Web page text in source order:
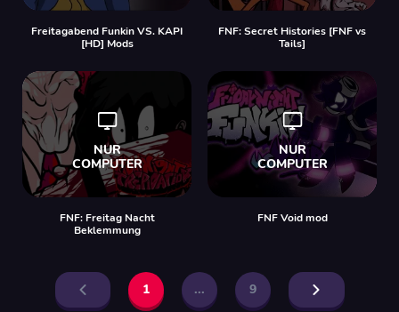
Freitagabend Funkin VS. KAPI
[HD] Mods
FNF: Secret Histories [FNF vs
Tails]
FNF: Freitag Nacht
Beklemmung
FNF Void mod
1 ... 9